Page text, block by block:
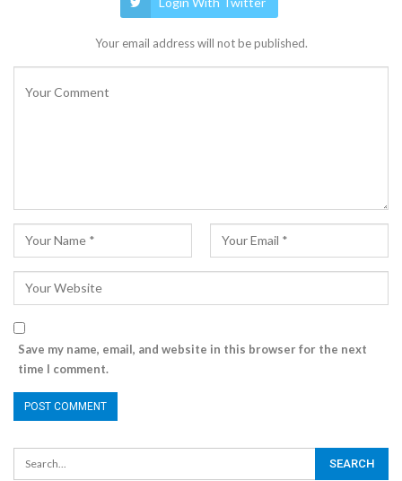
Your email address will not be published.
Save my name, email, and website in this browser for the next
time I comment.